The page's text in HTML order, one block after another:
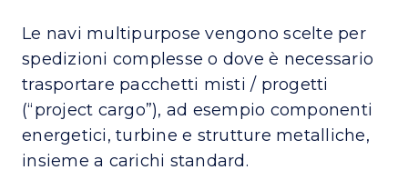
Le navi multipurpose vengono scelte per
spedizioni complesse o dove è necessario
trasportare pacchetti misti / progetti
(“project cargo”), ad esempio componenti
energetici, turbine e strutture metalliche,
insieme a carichi standard.